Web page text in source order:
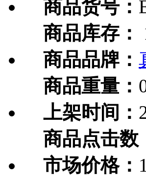
商品货号：
商品库存：
商品品牌：
商品重量：
上架时间：
商品点击数
市场价格：